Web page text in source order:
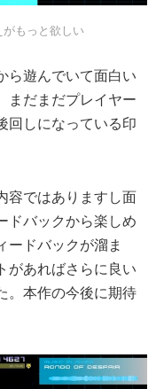
もっと欲しい
ら遊んでいて面白い
まだまだプレイヤー
回しになっている印
容ではありますし面
ドバックから楽しめ
ードバックが溜ま
があればさらに良い
。本作の今後に期待